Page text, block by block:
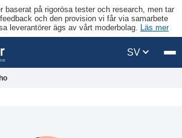
baserat på rigorösa tester och research, men tar
och den provision vi får via samarbete
leverantörer ägs av vårt moderbolag. Läs mer
SV